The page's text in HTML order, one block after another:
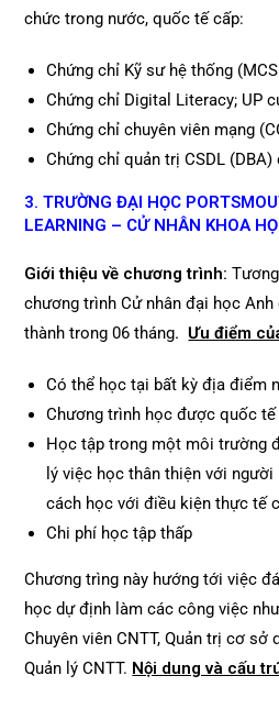
chức trong nước, quốc tế cấp:
Chứng chỉ Kỹ sư hệ thống
Chứng chỉ Digital Literacy; UP
Chứng chỉ chuyên viên mạng
Chứng chỉ quản trị CSDL (DBA)
3. TRƯỜNG ĐẠI HỌC
LEARNING – CỬ NHÂN KHOA
Giới thiệu về chương trình:
chương trình Cử nhân đại học
thành trong 06 tháng. Ưu điểm
Có thể học tại bất kỳ địa điểm
Chương trình học được quốc tế
Học tập trong một môi trường
lý việc học thân thiện với
cách học với điều kiện thực tế
Chi phí học tập thấp
Chương trìng này hướng tới việc
học dự định làm các công việc
Chuyên viên CNTT, Quản trị cơ sở
Quản lý CNTT. Nội dung và cấu